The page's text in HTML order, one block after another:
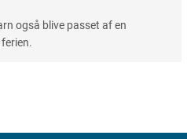
også blive passet af en